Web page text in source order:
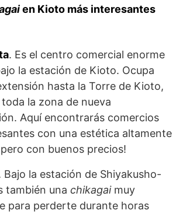
en Kioto más interesantes
. Es el centro comercial enorme
la estación de Kioto. Ocupa
hasta la Torre de Kioto,
la zona de nueva
Aquí encontrarás comercios
con una estética altamente
con buenos precios!
Bajo la estación de Shiyakusho-
también una chikagaimuy
para perderte durante horas